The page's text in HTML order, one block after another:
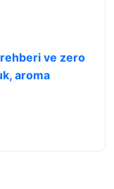
ve zero
aroma